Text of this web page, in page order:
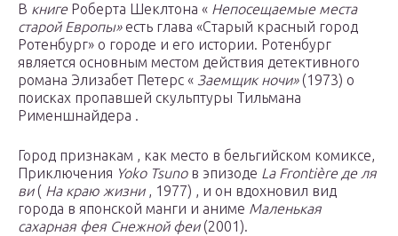
В книге Роберта Шеклтона « Непосещаемые места
старой Европы»есть глава «Старый красный город
Ротенбург» о городе и его истории. Ротенбург
является основным местом действия детективного
романа Элизабет Петерс « Заемщик ночи» (1973) о
поисках пропавшей скульптуры Тильмана
Рименшнайдера .
Город признакам , как место в бельгийском комиксе,
Приключения Yoko Tsuno в эпизоде La Frontière де ля
ви ( На краю жизни , 1977) , и он вдохновил вид
города в японской манги и аниме Маленькая
сахарная фея Снежной феи (2001).